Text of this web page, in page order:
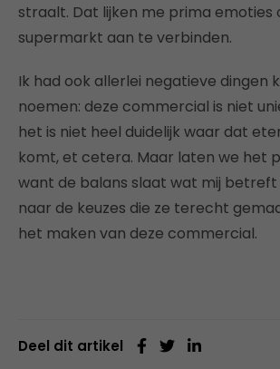
straalt. Dat lijken me prima emoties
supermarkt aan te verbinden.
Ik had ook allerlei negatieve dingen
noemen: deze commercial is niet
het is niet heel duidelijk waar dat
komt, et cetera. Maar laten we het
want de balans slaat wat mij betreft
naar de keuzes die ze terecht
het maken van deze commercial.
Deel dit artikel